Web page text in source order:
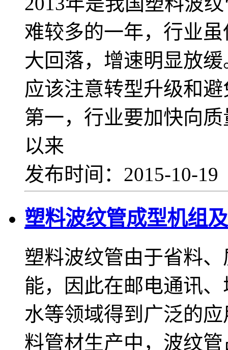
难较多的一年，行业
大回落，增速明显放
应该注意转型升级
第一，行业要加快向
以来
发布时间：2015-10-
塑料波纹管成型机
塑料波纹管由于省料
能，因此在邮电通讯
水等领域得到广泛的
料管材生产中，波纹